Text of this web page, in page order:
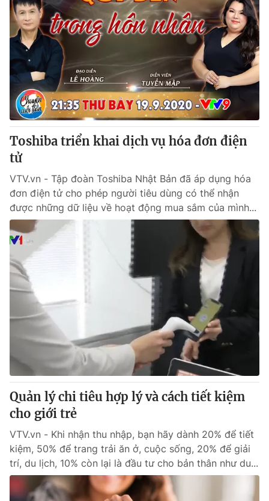
Toshiba triển khai dịch vụ hóa đơn điện
tử
VTV.vn - Tập đoàn Toshiba Nhật Bản đã áp dụng hóa
đơn điện tử cho phép người tiêu dùng có thể nhận
được những dữ liệu về hoạt động mua sắm của mình...
Quản lý chi tiêu hợp lý và cách tiết kiệm
cho giới trẻ
VTV.vn - Khi nhận thu nhập, bạn hãy dành 20% để tiết
kiệm, 50% để trang trải ăn ở, cuộc sống, 20% để giải
trí, du lịch, 10% còn lại là đầu tư cho bản thân như du...